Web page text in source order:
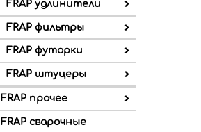
FRAP удлинители
FRAP фильтры
FRAP футорки
FRAP штуцеры
FRAP прочее
FRAP сварочные